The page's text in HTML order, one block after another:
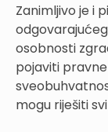
Zanimljivo je i
osobnosti
pojaviti
mogu riješiti